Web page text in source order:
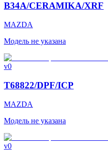
B34A/CERAMIKA/XRF
MAZDA
Модель не указана
v0
T68822/DPF/ICP
MAZDA
Модель не указана
v0